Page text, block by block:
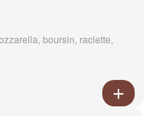
boursin, raclette,